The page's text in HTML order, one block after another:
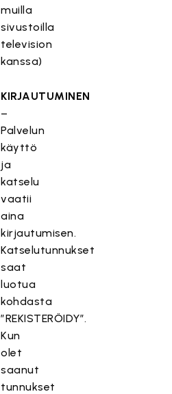
muilla
sivustoilla
television
kanssa)
KIRJAUTUMINEN
–
Palvelun
käyttö
ja
katselu
vaatii
aina
kirjautumisen.
Katselutunnukset
saat
luotua
kohdasta
”REKISTERÖIDY”.
Kun
olet
saanut
tunnukset